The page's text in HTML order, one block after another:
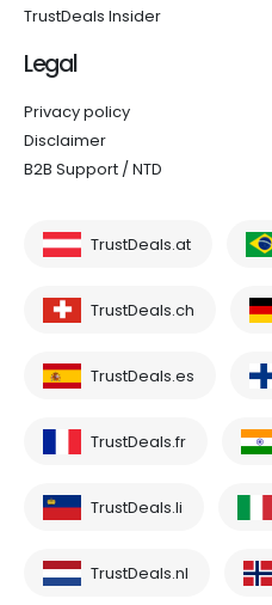
TrustDeals Insider
Legal
Privacy policy
Disclaimer
B2B Support / NTD
TrustDeals.at
TrustDeals.ch
TrustDeals.es
TrustDeals.fr
TrustDeals.li
TrustDeals.nl